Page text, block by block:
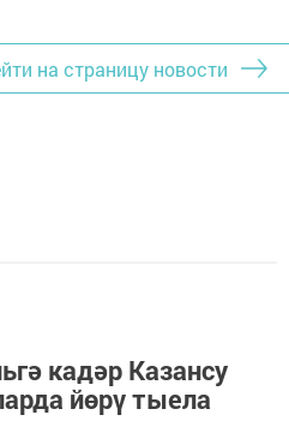
на страницу новости
кадәр Казансу
йөрү тыела